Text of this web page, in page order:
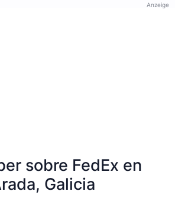
Anzeige
sobre FedEx en
Galicia